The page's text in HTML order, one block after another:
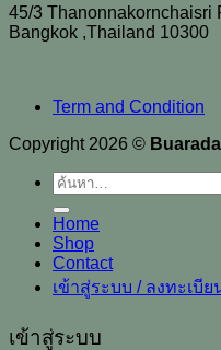
45/3 Thanonnakornchaisri
Bangkok ,Thailand 10300
Term and Condition
Copyright 2026 ©
ค้นหา:
Home
Shop
Contact
เข้าสู่ระบบ / ลงทะเบีย
เข้าสู่ระบบ